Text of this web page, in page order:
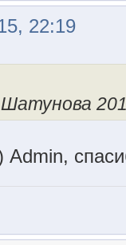
22:19
Admin,